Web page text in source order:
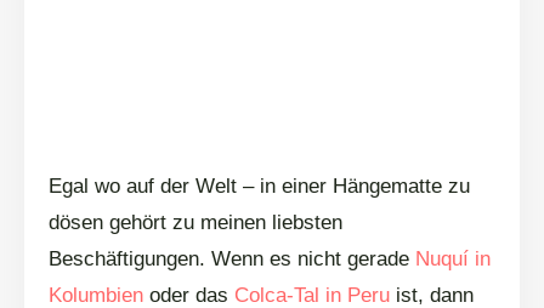
Egal wo auf der Welt – in einer Hängematte zu
dösen gehört zu meinen liebsten
Beschäftigungen. Wenn es nicht gerade Nuquí in
Kolumbien oder das Colca-Tal in Peru ist, dann